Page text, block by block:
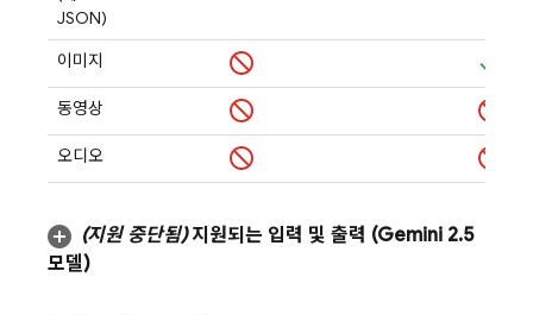
JSON)
이미지
동영상
오디오
(지원 중단됨)지원되는 입력 및 출력 (Gemini 2.5
모델)